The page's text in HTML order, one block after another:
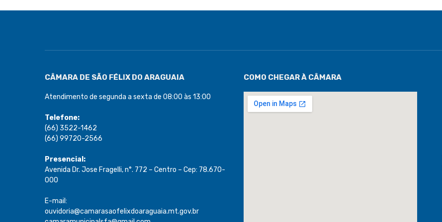
CÂMARA DE SÃO FÉLIX DO ARAGUAIA
Atendimento de segunda a sexta de 08:00 às 13:00
Telefone:
(66) 3522-1462
(66) 99720-2566
Presencial:
Avenida Dr. Jose Fragelli, n°. 772 – Centro – Cep: 78.670-
000
E-mail:
ouvidoria@camarasaofelixdoaraguaia.mt.gov.br
COMO CHEGAR À CÂMARA